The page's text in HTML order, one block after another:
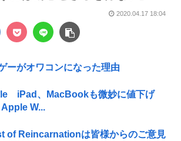
2020.04.17 18:04
ーがオワコンになった理由
iPad、MacBookも微妙に値下げ
W...
of Reincarnationは皆様からのご意見